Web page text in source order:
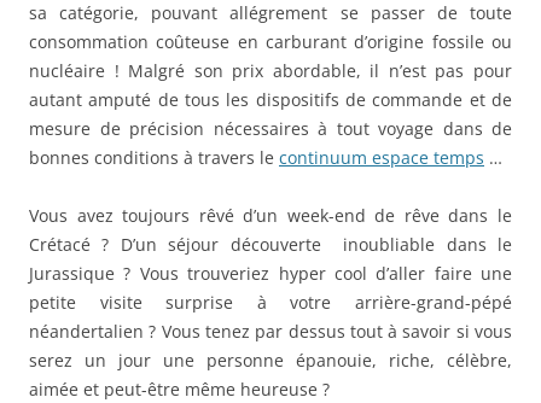
sa catégorie, pouvant allégrement se passer de toute
consommation coûteuse en carburant d’origine fossile ou
nucléaire ! Malgré son prix abordable, il n’est pas pour
autant amputé de tous les dispositifs de commande et de
mesure de précision nécessaires à tout voyage dans de
bonnes conditions à travers le continuum espace temps …
Vous avez toujours rêvé d’un week-end de rêve dans le
Crétacé ? D’un séjour découverte inoubliable dans le
Jurassique ? Vous trouveriez hyper cool d’aller faire une
petite visite surprise à votre arrière-grand-pépé
néandertalien ? Vous tenez par dessus tout à savoir si vous
serez un jour une personne épanouie, riche, célèbre,
aimée et peut-être même heureuse ?